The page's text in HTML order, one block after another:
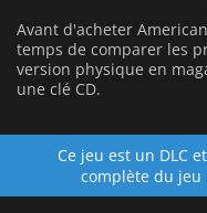
Avant d'acheter
temps de comparer les
version physique en
une clé CD.
Ce jeu est un DLC
complète du jeu